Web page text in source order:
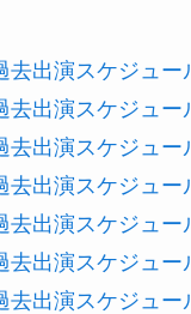
去出演スケジュー
去出演スケジュー
去出演スケジュー
去出演スケジュー
去出演スケジュー
去出演スケジュー
去出演スケジュー